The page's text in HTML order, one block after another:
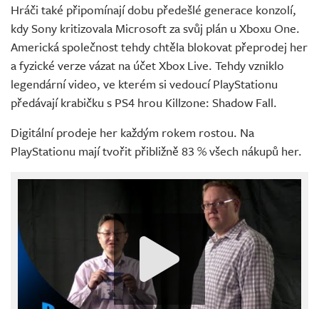
Hráči také připomínají dobu předešlé generace konzolí,
kdy Sony kritizovala Microsoft za svůj plán u Xboxu One.
Americká společnost tehdy chtěla blokovat přeprodej her
a fyzické verze vázat na účet Xbox Live. Tehdy vzniklo
legendární video, ve kterém si vedoucí PlayStationu
předávají krabičku s PS4 hrou Killzone: Shadow Fall.
Digitální prodeje her každým rokem rostou. Na
PlayStationu mají tvořit přibližně 83 % všech nákupů her.